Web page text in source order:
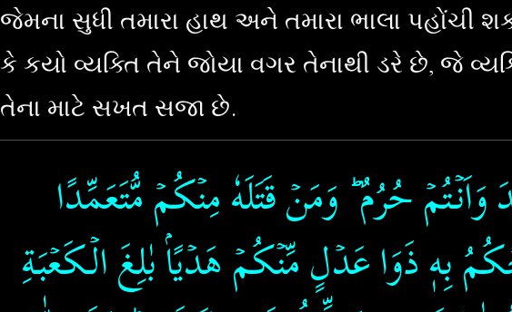
જેમના સુધી તમારા હાથ અને તમારા ભાલા
કે કયો વ્યક્તિ તેને જોયા વગર તેનાથી ડરે છે, જે
તેના માટે સખત સજા છે.
وَاَنۡـتُمۡ حُرُمٌ​ ؕ وَمَنۡ قَتَلَهٗ مِنۡكُمۡ مُّتَعَمِّدًا
بِهٖ ذَوَا عَدۡلٍ مِّنۡكُمۡ هَدۡيًاۢ بٰلِغَ الۡـكَعۡبَةِ